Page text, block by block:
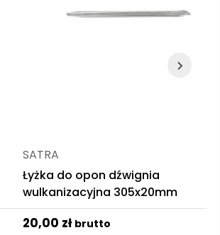
SATRA
Łyżka do opon dźwignia
wulkanizacyjna 305x20mm
20,00 zł brutto